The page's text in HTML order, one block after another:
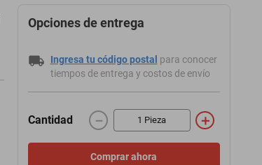
Opciones de entrega
Ingresa tu código postal para conocer
tiempos de entrega y costos de envío
Cantidad ＋
－
Comprar ahora